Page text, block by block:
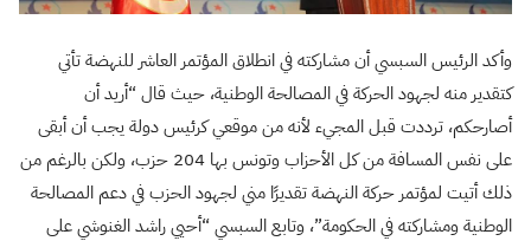
وأكد الرئيس السبسي أن مشاركته في انطلاق المؤتمر العاشر للنهضة تأتي
كتقدير منه لجهود الحركة في المصالحة الوطنية، حيث قال “أريد أن
أصارحكم، ترددت قبل المجيء لأنه من موقعي كرئيس دولة يجب أن أبقى
على نفس المسافة من كل الأحزاب وتونس بها 204 حزب، ولكن بالرغم من
ذلك أتيت لمؤتمر حركة النهضة تقديرًا مني لجهود الحزب في دعم المصالحة
الوطنية ومشاركته في الحكومة”، وتابع السبسي “أحيي راشد الغنوشي على